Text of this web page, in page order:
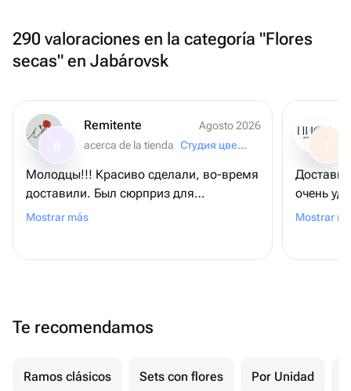
290 valoraciones en la categoría "Flores
secas" en Jabárovsk
Remitente
Agosto 2026
acerca de la tienda
Студия цветов «Маки»
Молодцы!!! Красиво сделали, во-время
доставили. Был сюрприз для
получательницы... И он удался!!!
Mostrar más
T
очень
Mostrar
Te recomendamos
Ramos clásicos Sets con flores Por Unidad